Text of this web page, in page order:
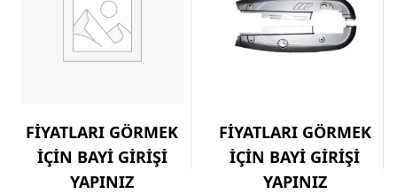
FİYATLARI GÖRMEK
İÇİN BAYİ GİRİŞİ
YAPINIZ
FİYATLARI GÖRMEK
İÇİN BAYİ GİRİŞİ
YAPINIZ